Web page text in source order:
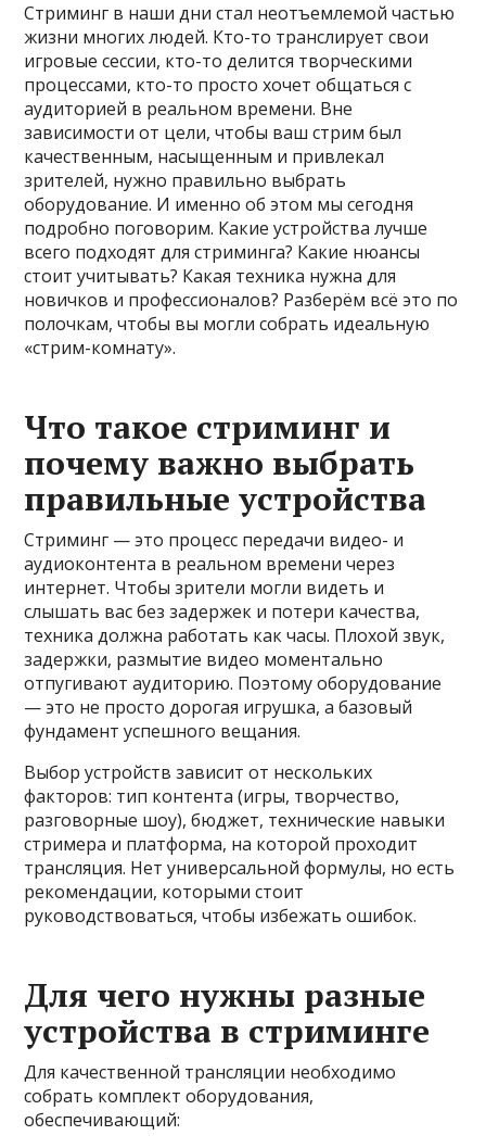
Стриминг в наши дни стал неотъемлемой частью
жизни многих людей. Кто-то транслирует свои
игровые сессии, кто-то делится творческими
процессами, кто-то просто хочет общаться с
аудиторией в реальном времени. Вне
зависимости от цели, чтобы ваш стрим был
качественным, насыщенным и привлекал
зрителей, нужно правильно выбрать
оборудование. И именно об этом мы сегодня
подробно поговорим. Какие устройства лучше
всего подходят для стриминга? Какие нюансы
стоит учитывать? Какая техника нужна для
новичков и профессионалов? Разберём всё это по
полочкам, чтобы вы могли собрать идеальную
«стрим-комнату».
Что такое стриминг и
почему важно выбрать
правильные устройства
Стриминг — это процесс передачи видео- и
аудиоконтента в реальном времени через
интернет. Чтобы зрители могли видеть и
слышать вас без задержек и потери качества,
техника должна работать как часы. Плохой звук,
задержки, размытие видео моментально
отпугивают аудиторию. Поэтому оборудование
— это не просто дорогая игрушка, а базовый
фундамент успешного вещания.
Выбор устройств зависит от нескольких
факторов: тип контента (игры, творчество,
разговорные шоу), бюджет, технические навыки
стримера и платформа, на которой проходит
трансляция. Нет универсальной формулы, но есть
рекомендации, которыми стоит
руководствоваться, чтобы избежать ошибок.
Для чего нужны разные
устройства в стриминге
Для качественной трансляции необходимо
собрать комплект оборудования,
обеспечивающий: